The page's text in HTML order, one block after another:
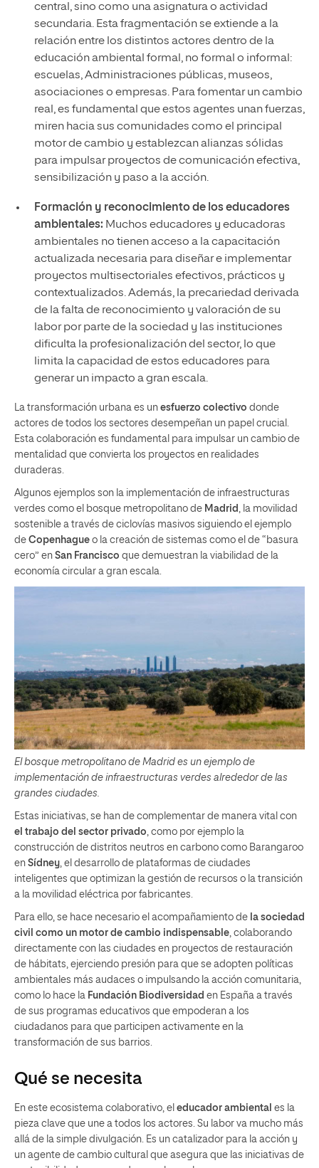
central, sino como una asignatura o actividad
secundaria. Esta fragmentación se extiende a la
relación entre los distintos actores dentro de la
educación ambiental formal, no formal o informal:
escuelas, Administraciones públicas, museos,
asociaciones o empresas. Para fomentar un cambio
real, es fundamental que estos agentes unan fuerzas,
miren hacia sus comunidades como el principal
motor de cambio y establezcan alianzas sólidas
para impulsar proyectos de comunicación efectiva,
sensibilización y paso a la acción.
Formación y reconocimiento de los educadores
ambientales: Muchos educadores y educadoras
ambientales no tienen acceso a la capacitación
actualizada necesaria para diseñar e implementar
proyectos multisectoriales efectivos, prácticos y
contextualizados. Además, la precariedad derivada
de la falta de reconocimiento y valoración de su
labor por parte de la sociedad y las instituciones
dificulta la profesionalización del sector, lo que
limita la capacidad de estos educadores para
generar un impacto a gran escala.
La transformación urbana es un esfuerzo colectivo donde
actores de todos los sectores desempeñan un papel crucial.
Esta colaboración es fundamental para impulsar un cambio de
mentalidad que convierta los proyectos en realidades
duraderas.
Algunos ejemplos son la implementación de infraestructuras
verdes como el bosque metropolitano de Madrid
, la movilidad
sostenible a través de ciclovías masivos siguiendo el ejemplo
de Copenhague o la creación de sistemas como el de “basura
cero” en San Francisco que demuestran la viabilidad de la
economía circular a gran escala.
El bosque metropolitano de Madrid es un ejemplo de
implementación de infraestructuras verdes alrededor de las
grandes ciudades.
Estas iniciativas, se han de complementar de manera vital con
el trabajo del sector privado, como por ejemplo la
construcción de distritos neutros en carbono como Barangaroo
en Sídney, el desarrollo de plataformas de ciudades
inteligentes que optimizan la gestión de recursos o la transición
a la movilidad eléctrica por fabricantes.
Para ello, se hace necesario el acompañamiento de la sociedad
civil como un motor de cambio indispensable, colaborando
directamente con las ciudades en proyectos de restauración
de hábitats, ejerciendo presión para que se adopten políticas
ambientales más audaces o impulsando la acción comunitaria,
como lo hace la Fundación Biodiversidad en España a través
de sus programas educativos que empoderan a los
ciudadanos para que participen activamente en la
transformación de sus barrios.
Qué se necesita
En este ecosistema colaborativo, el educador ambiental es la
pieza clave que une a todos los actores. Su labor va mucho más
allá de la simple divulgación. Es un catalizador para la acción y
un agente de cambio cultural que asegura que las iniciativas de